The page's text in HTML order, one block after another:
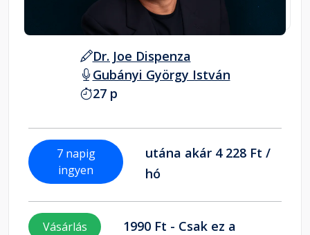
Dr. Joe Dispenza
Gubányi György István
27 p
7 napig
ingyen
utána akár 4 228 Ft /
hó
Vásárlás
1990 Ft - Csak ez a